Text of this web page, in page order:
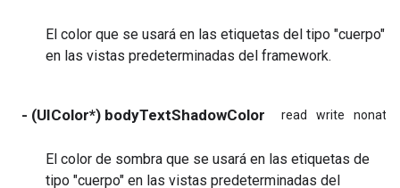
El color que se usará en las etiquetas del tipo "cuerpo"
en las vistas predeterminadas del framework.
- (UIColor*) bodyTextShadowColor read write
El color de sombra que se usará en las etiquetas de
tipo "cuerpo" en las vistas predeterminadas del